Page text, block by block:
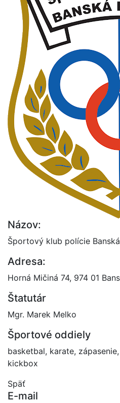
Názov:
Športový klub polície
Adresa:
Horná Mičiná 74, 974 01
Štatutár
Mgr. Marek Melko
Športové oddiely
basketbal, karate,
kickbox
Späť
E-mail